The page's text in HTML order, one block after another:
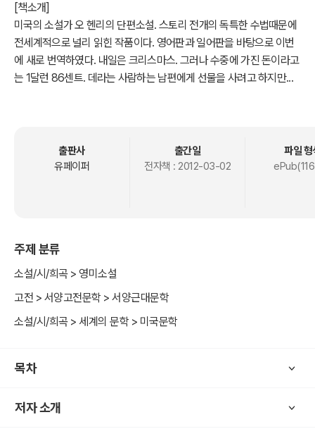
[책소개]
미국의 소설가 오 헨리의 단편소설. 스토리 전개의 독특한 수법때문에
전세계적으로 널리 읽힌 작품이다. 영어판과 일어판을 바탕으로 이번
에 새로 번역하였다. 내일은 크리스마스. 그러나 수중에 가진 돈이라고
는 1달런 86센트. 데라는 사람하는 남편에게 선물을 사려고 하지만...
전세계적으로 널리 읽힌 작품이다. 영어판과 일어판을 바탕으로 이번
에 새로 번역하였다. 내일은 크리스마스. 그러나 수중에 가진 돈이라고
출판사
유페이퍼
출간일
전자책 : 2012-03-02
파일 형
주제 분류
소설/시/희곡 > 영미소설
고전 > 서양고전문학 > 서양근대문학
소설/시/희곡 > 세계의 문학 > 미국문학
목차
저자 소개